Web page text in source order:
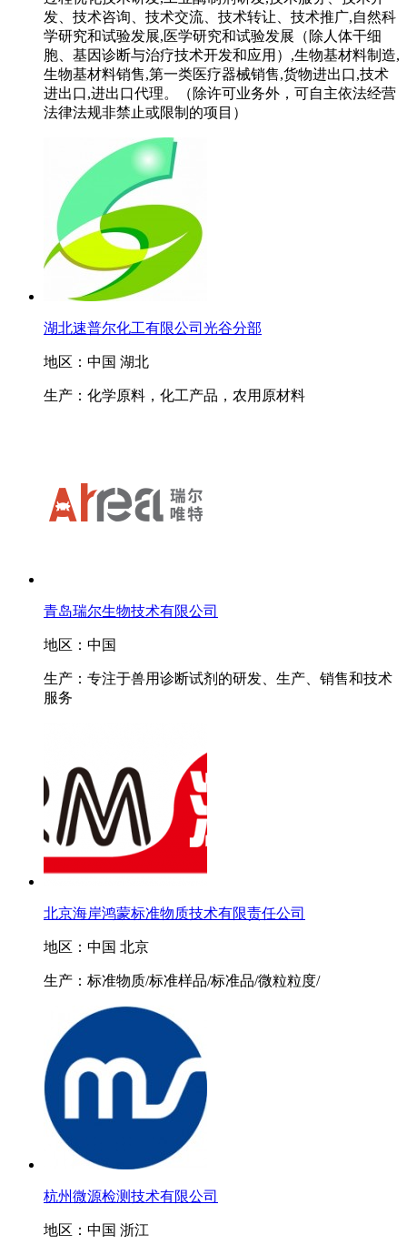
发、技术咨询、技术交流、技术转让、技术推广,自然科
学研究和试验发展,医学研究和试验发展（除人体干细
胞、基因诊断与治疗技术开发和应用）,生物基材料制造,
生物基材料销售,第一类医疗器械销售,货物进出口,技术
进出口,进出口代理。（除许可业务外，可自主依法经营
法律法规非禁止或限制的项目）
湖北速普尔化工有限公司光谷分部
地区：中国 湖北
生产：化学原料，化工产品，农用原材料
青岛瑞尔生物技术有限公司
地区：中国
生产：专注于兽用诊断试剂的研发、生产、销售和技术
服务
北京海岸鸿蒙标准物质技术有限责任公司
地区：中国 北京
生产：标准物质/标准样品/标准品/微粒粒度/
杭州微源检测技术有限公司
地区：中国 浙江